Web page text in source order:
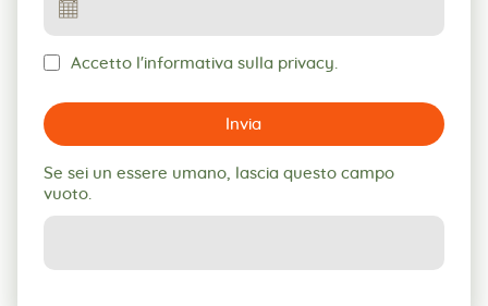
Accetto l'informativa sulla privacy.
Invia
Se sei un essere umano, lascia questo campo
vuoto.